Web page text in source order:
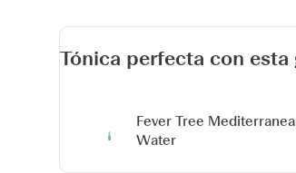
Tónica perfecta con esta
Fever Tree
Water